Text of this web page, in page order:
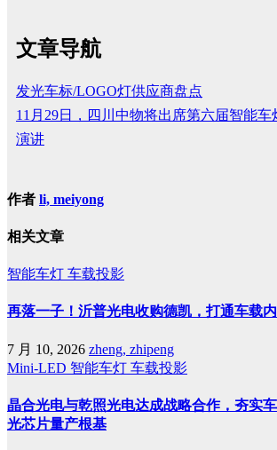
文章导航
发光车标/LOGO灯供应商盘点
11月29日，四川中物将出席第六届智能车
演讲
作者 li, meiyong
相关文章
智能车灯 车载投影
再落一子！沂普光电收购德凯，打通车载
7 月 10, 2026 zheng, zhipeng
Mini-LED 智能车灯 车载投影
晶合光电与乾照光电达成战略合作，夯实
光芯片量产根基